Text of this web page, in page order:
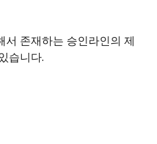
서 존재하는 승인라인의 제
습니다.